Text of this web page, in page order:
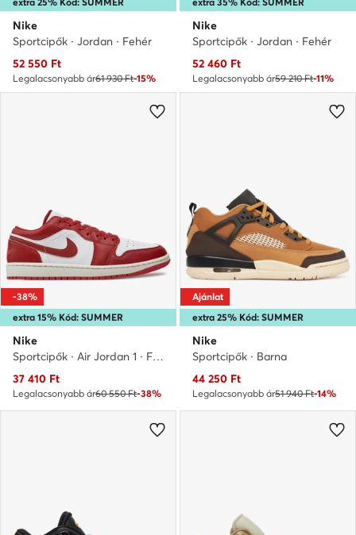
Nike
Sportcipők · Jordan · Fehér
Aktuális ár
52 550 Ft
Legalacsonyabb ár61 930 Ft-15%
Nike
Sportcipők · Jordan · Fehér
Aktuális ár
52 460 Ft
Legalacsonyabb ár59 210 Ft-11%
extra 15% Kód: SUMMER
-38%
Nike
Sportcipők · Air Jordan 1 · Fehér
Aktuális ár
37 410 Ft
Legalacsonyabb ár60 550 Ft-38%
extra 25% Kód: SUMMER
Ajánlat
Nike
Sportcipők · Barna
Aktuális ár
44 250 Ft
Legalacsonyabb ár51 940 Ft-14%